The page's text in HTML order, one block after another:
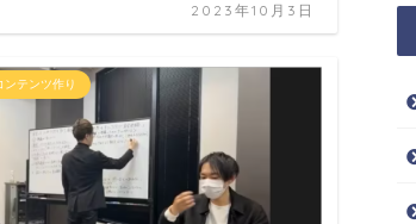
2023年10月3日
テンツ作り